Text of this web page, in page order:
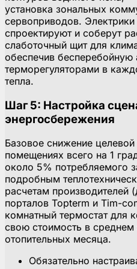
установка зональных
сервоприводов.
спроектируют и соберут
слаботочный щит для
обеспечив
терморегуляторами в
тепла.
Шаг 5: Настройка
энергосбережения
Базовое снижение
помещениях всего на 1
около 5% потребляемого
подробным
расчетам производителей
порталов Topterm и Tim-
комнатный термостат для
свою стоимость в среднем
отопительных месяца.
Обязательно